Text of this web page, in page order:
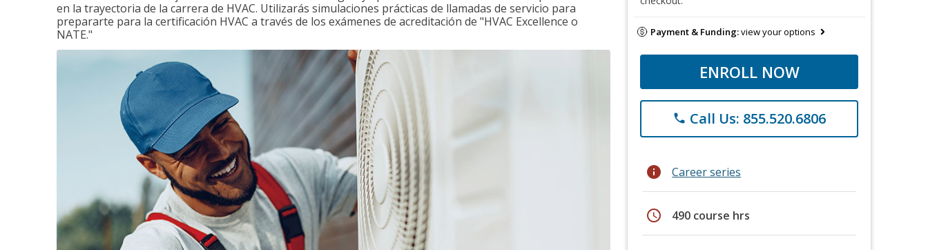
en la trayectoria de la carrera de HVAC. Utilizarás simulaciones prácticas de llamadas de servicio para
prepararte para la certificación HVAC a través de los exámenes de acreditación de "HVAC Excellence o
NATE."
Payment & Funding:view your options
ENROLL NOW
phone Call Us: 855.520.6806
info Career series
schedule 490 course hrs